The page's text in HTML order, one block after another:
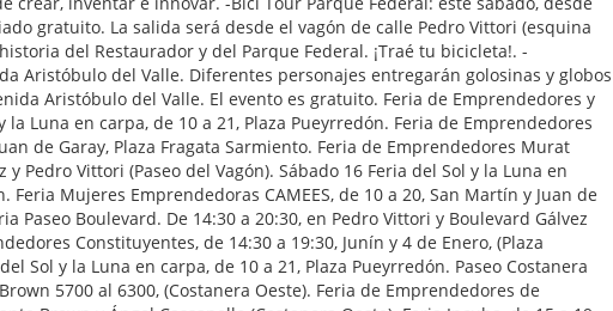
gratuito. La salida será desde el vagón de calle Pedro Vittori (esquina
del Restaurador y del Parque Federal. ¡Traé tu bicicleta!. -
Aristóbulo del Valle. Diferentes personajes entregarán golosinas y globos
Aristóbulo del Valle. El evento es gratuito. Feria de Emprendedores y
la Luna en carpa, de 10 a 21, Plaza Pueyrredón. Feria de Emprendedores
de Garay, Plaza Fragata Sarmiento. Feria de Emprendedores Murat
Pedro Vittori (Paseo del Vagón). Sábado 16 Feria del Sol y la Luna en
Feria Mujeres Emprendedoras CAMEES, de 10 a 20, San Martín y Juan de
Paseo Boulevard. De 14:30 a 20:30, en Pedro Vittori y Boulevard Gálvez
Constituyentes, de 14:30 a 19:30, Junín y 4 de Enero, (Plaza
Sol y la Luna en carpa, de 10 a 21, Plaza Pueyrredón. Paseo Costanera
5700 al 6300, (Costanera Oeste). Feria de Emprendedores de